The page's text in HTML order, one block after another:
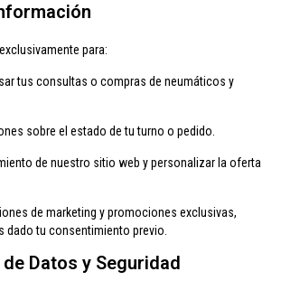
para:
tus consultas o compras de neumáticos y
sobre el estado de tu turno o pedido.
de nuestro sitio web y personalizar la oferta
de marketing y promociones exclusivas,
dado tu consentimiento previo.
Datos y Seguridad